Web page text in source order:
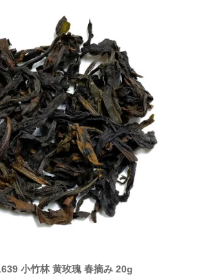
小竹林 黄玫瑰 春摘み 20g